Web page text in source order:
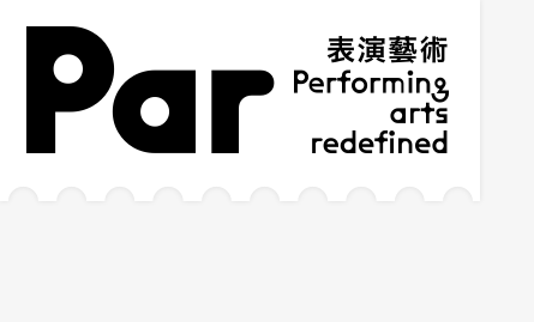
跳到主要內容區塊
網站導覽